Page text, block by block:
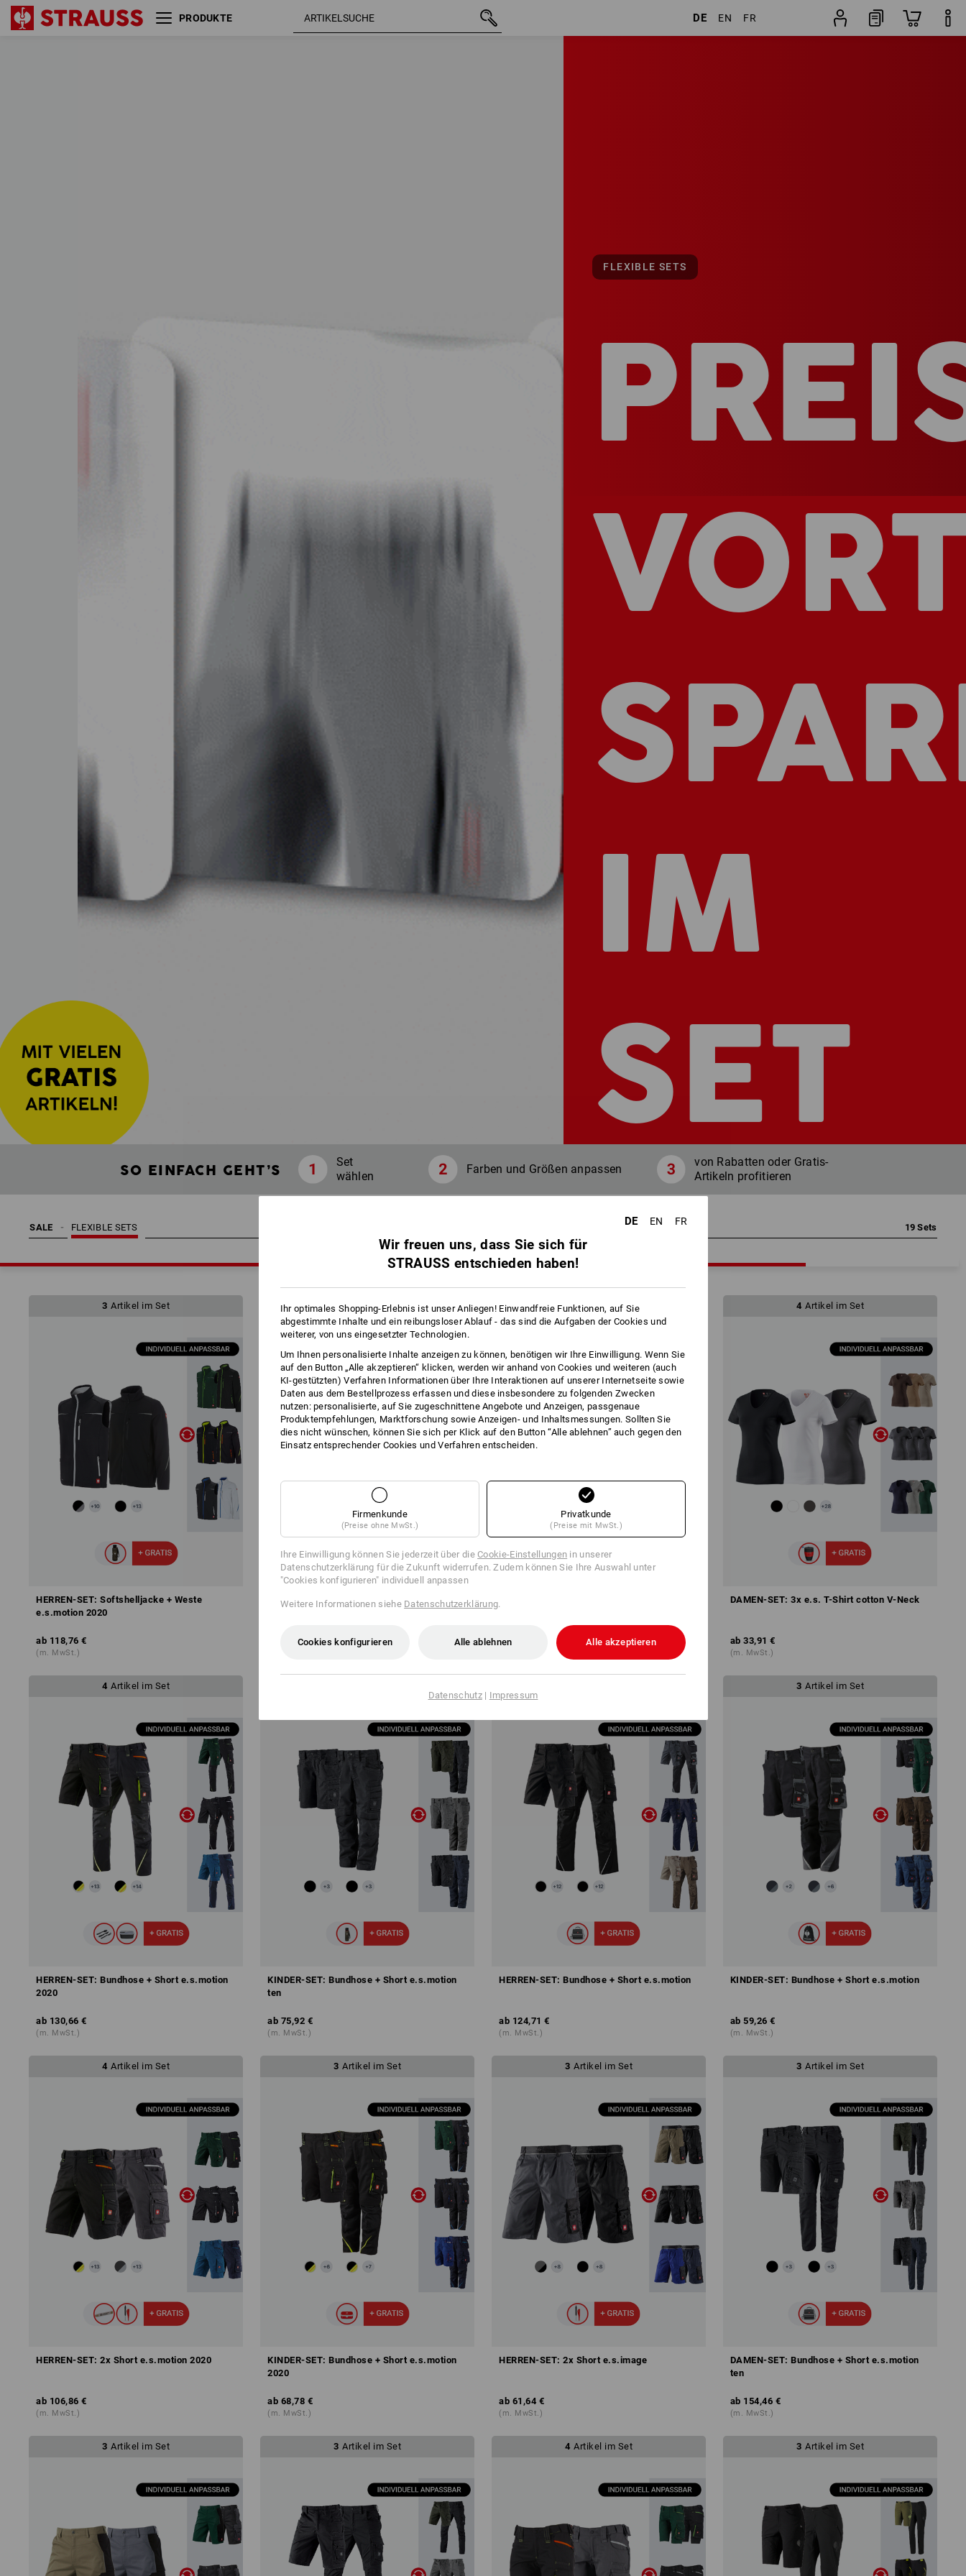
PRODUKTE DE EN FR
FLEXIBLE SETS
IM
SET
SO EINFACH GEHT’S
Set
wählen
Farben und Größen anpassen
von Rabatten oder Gratis-
Artikeln profitieren
SALE FLEXIBLE SETS 19 Sets
3 Artikel im Set
HERREN-SET: Softshelljacke + Weste
e.s.motion 2020
ab 118,76 €
(m. MwSt.)
4 Artikel im Set
HERREN-SET: 3x e.s. T-Shirt cotton
30,58 €
3 Artikel im Set
ab
4 Artikel im Set
DAMEN-SET: 3x e.s. T-Shirt cotton V-Neck
ab 33,91 €
(m. MwSt.)
4 Artikel im Set
HERREN-SET: Bundhose + Short e.s.motion
2020
ab 130,66 €
(m. MwSt.)
KINDER-SET: Bundhose + Short e.s.motion
ten
ab 75,92 €
(m. MwSt.)
HERREN-SET: Bundhose + Short e.s.motion
ab 124,71 €
(m. MwSt.)
3 Artikel im Set
KINDER-SET: Bundhose + Short e.s.motion
ab 59,26 €
(m. MwSt.)
4 Artikel im Set
HERREN-SET: 2x Short e.s.motion 2020
ab 106,86 €
(m. MwSt.)
3 Artikel im Set
KINDER-SET: Bundhose + Short e.s.motion
2020
ab 68,78 €
(m. MwSt.)
3 Artikel im Set
HERREN-SET: 2x Short e.s.image
ab 61,64 €
(m. MwSt.)
3 Artikel im Set
DAMEN-SET: Bundhose + Short e.s.motion
ten
ab 154,46 €
(m. MwSt.)
3 Artikel im Set 3 Artikel im Set 4 Artikel im Set 3 Artikel im Set
DE EN FR
Wir freuen uns, dass Sie sich für
STRAUSS entschieden haben!
Ihr optimales Shopping-Erlebnis ist unser Anliegen! Einwandfreie Funktionen, auf Sie
abgestimmte Inhalte und ein reibungsloser Ablauf - das sind die Aufgaben der Cookies und
weiterer, von uns eingesetzter Technologien.
Um Ihnen personalisierte Inhalte anzeigen zu können, benötigen wir Ihre Einwilligung. Wenn Sie
auf den Button „Alle akzeptieren“ klicken, werden wir anhand von Cookies und weiteren (auch
KI-gestützten) Verfahren Informationen über Ihre Interaktionen auf unserer Internetseite sowie
Daten aus dem Bestellprozess erfassen und diese insbesondere zu folgenden Zwecken
nutzen: personalisierte, auf Sie zugeschnittene Angebote und Anzeigen, passgenaue
Produktempfehlungen, Marktforschung sowie Anzeigen- und Inhaltsmessungen. Sollten Sie
dies nicht wünschen, können Sie sich per Klick auf den Button “Alle ablehnen” auch gegen den
Einsatz entsprechender Cookies und Verfahren entscheiden.
Firmenkunde
(Preise ohne MwSt.)
Privatkunde
(Preise mit MwSt.)
Ihre Einwilligung können Sie jederzeit über dieCookie-Einstellungen in unserer
Datenschutzerklärung für die Zukunft widerrufen. Zudem können Sie Ihre Auswahl unter
"Cookies konfigurieren" individuell anpassen
Weitere Informationen siehe Datenschutzerklärung.
Cookies konfigurieren Alle ablehnen Alle akzeptieren
Datenschutz| Impressum